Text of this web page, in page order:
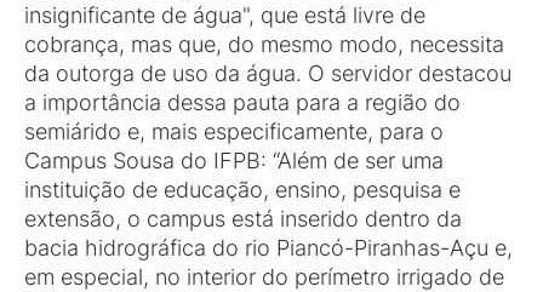
insignificante de água", que está livre de
cobrança, mas que, do mesmo modo, necessita
da outorga de uso da água. O servidor destacou
a importância dessa pauta para a região do
semiárido e, mais especificamente, para o
Campus Sousa do IFPB: “Além de ser uma
instituição de educação, ensino, pesquisa e
extensão, o campus está inserido dentro da
bacia hidrográfica do rio Piancó-Piranhas-Açu e,
em especial, no interior do perímetro irrigado de